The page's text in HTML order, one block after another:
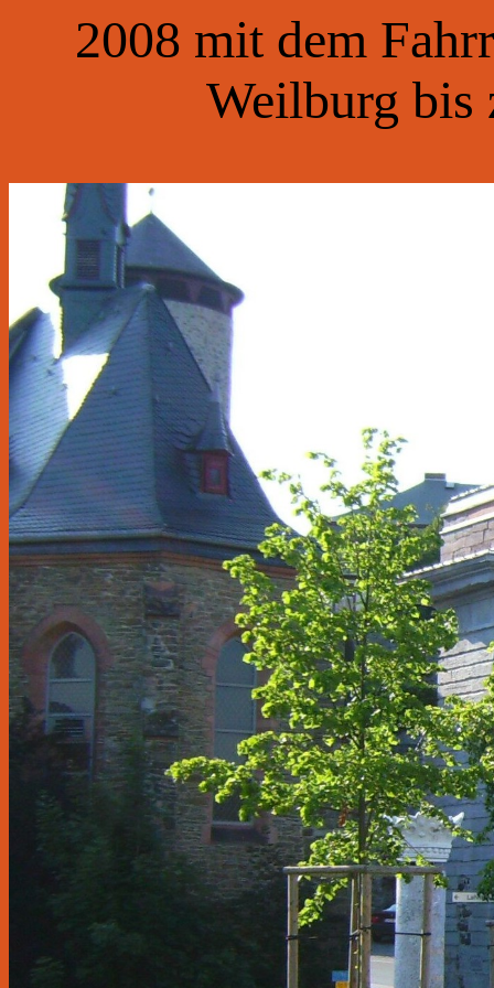
2008 mit dem
Weilburg bis